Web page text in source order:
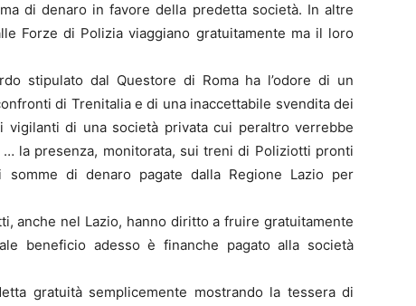
di denaro in favore della predetta società. In altre
Forze di Polizia viaggiano gratuitamente ma il loro
stipulato dal Questore di Roma ha l’odore di un
di Trenitalia e di una inaccettabile svendita dei
di una società privata cui peraltro verrebbe
la presenza, monitorata, sui treni di Poliziotti pronti
di denaro pagate dalla Regione Lazio per
anche nel Lazio, hanno diritto a fruire gratuitamente
beneficio adesso è finanche pagato alla società
gratuità semplicemente mostrando la tessera di